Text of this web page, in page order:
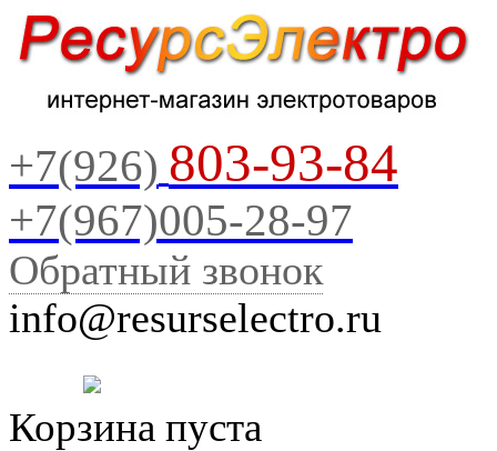
+7(926) 803-93-84
+7(967)005-28-97
Обратный звонок
info@resurselectro.ru
Корзина пуста